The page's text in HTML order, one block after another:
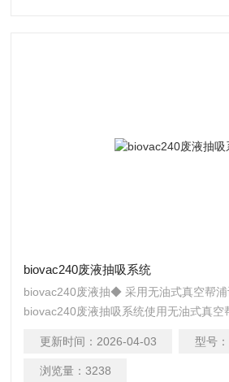
biovac240废液抽吸系统
biovac240废液抽◆ 采用无油式真空帮
biovac240废液抽吸系统使用无油式真空
式生化废液抽吸系统在废液瓶中装有浮
废液瓶与主机中间装有 0.2 ‑μm 的
更新时间： 2026-04-03 型号：
浏览量： 3238